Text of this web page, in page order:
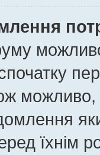
можливо,
їхнім